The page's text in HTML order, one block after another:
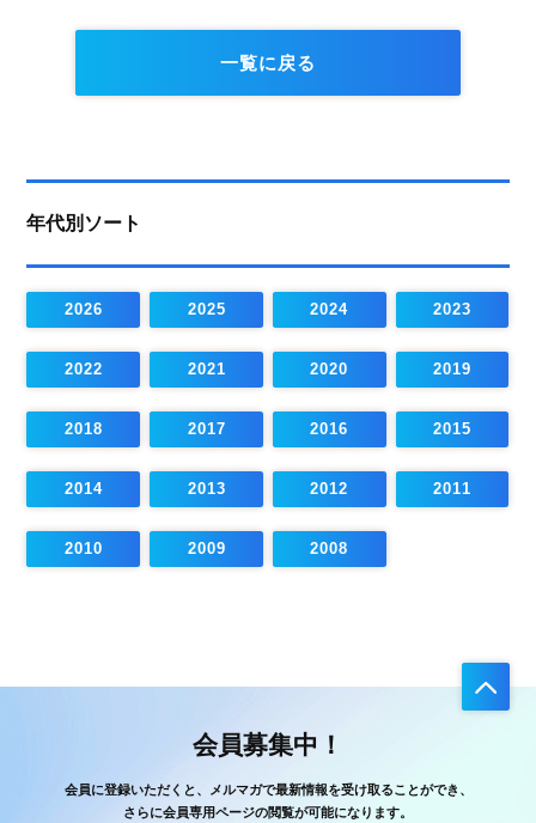
一覧に戻る
年代別ソート
2026 2025 2024 2023
2022 2021 2020 2019
2018 2017 2016 2015
2014 2013 2012 2011
2010 2009 2008
会員募集中！
会員に登録いただくと、メルマガで最新情報を受け取ることができ、
さらに会員専用ページの閲覧が可能になります。